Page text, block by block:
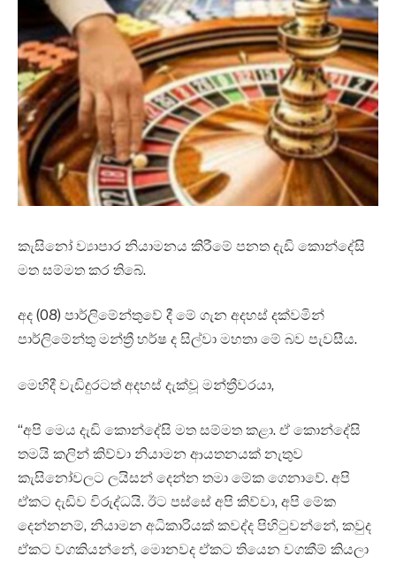
කැසිනෝ ව්‍යාපාර නියාමනය කිරීමේ පනත දැඩි කොන්දේසි
මත සම්මත කර තිබේ.
අද (08) පාර්ලිමේන්තුවේ දී මේ ගැන අදහස් දක්වමින්
පාර්ලිමේන්තු මන්ත්‍රී හර්ෂ ද සිල්වා මහතා මේ බව පැවසීය.
මෙහිදී වැඩිදුරටත් අදහස් දැක්වූ මන්ත්‍රීවරයා,
“අපි මෙය දැඩි කොන්දේසි මත සම්මත කළා. ඒ කොන්දේසි
තමයි කලින් කිව්වා නියාමන ආයතනයක් නැතුව
කැසිනෝවලට ලයිසන් දෙන්න තමා මේක ගෙනාවේ. අපි
ඒකට දැඩිව විරුද්ධයි. ඊට පස්සේ අපි කිව්වා, අපි මේක
දෙන්නනම්, නියාමන අධිකාරියක් කවද්ද පිහිටුවන්නේ, කවුද
ඒකට වගකියන්නේ, මොනවද ඒකට තියෙන වගකීම් කියලා